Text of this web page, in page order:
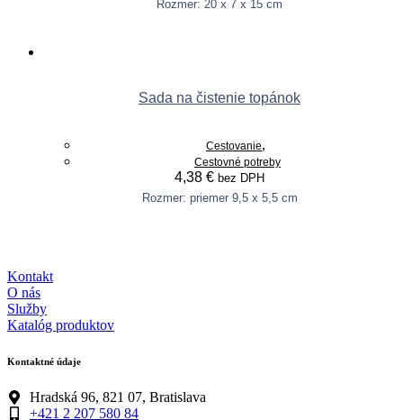
Rozmer: 20 x 7 x 15 cm
Sada na čistenie topánok
Cestovanie,
Cestovné potreby
4,38 € bez DPH
Rozmer: priemer 9,5 x 5,5 cm
Kontakt
O nás
Služby
Katalóg produktov
Kontaktné údaje
Hradská 96, 821 07, Bratislava
+421 2 207 580 84